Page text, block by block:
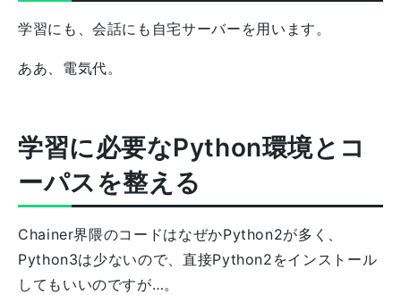
学習にも、会話にも自宅サーバーを用います。
ああ、電気代。
学習に必要なPython環境とコ
ーパスを整える
Chainer界隈のコードはなぜかPython2が多く、
Python3は少ないので、直接Python2をインストール
してもいいのですが…。